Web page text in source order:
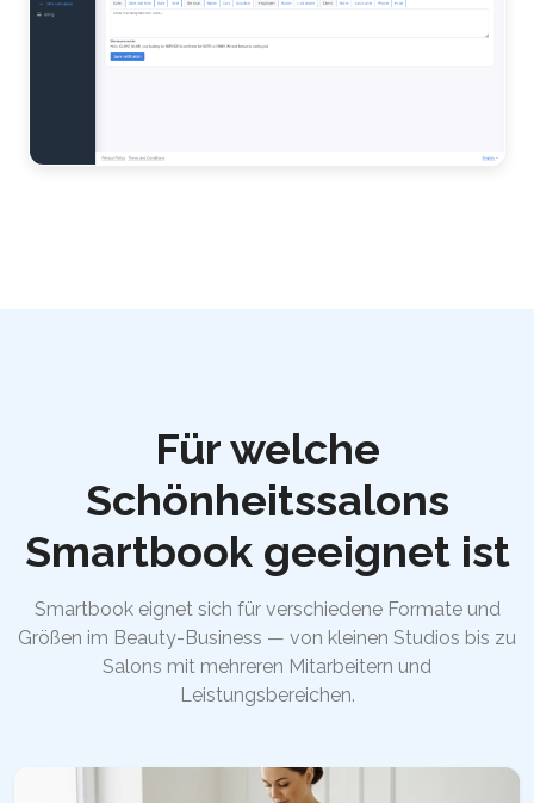
Für welche
Schönheitssalons
Smartbook geeignet ist
Smartbook eignet sich für verschiedene Formate und
Größen im Beauty-Business — von kleinen Studios bis zu
Salons mit mehreren Mitarbeitern und
Leistungsbereichen.